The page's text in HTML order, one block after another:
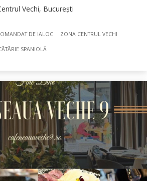
Vechi, București
DE IALOC ZONA CENTRUL VECHI
SPANIOLĂ